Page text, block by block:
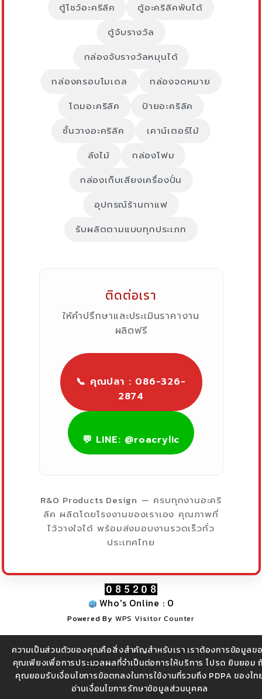
ความเป็นส่วนตัวของคุณคือสิ่งสำคัญสำหรับเรา เราต้องการข้อมูลข
คุณเพียงเพื่อการประมวลผลที่จำเป็นต่อการให้บริการ โปรด ยินยอม
คุณยอมรับเงื่อนไขการข้อตกลงในการใช้งานที่รวมถึง PDPA ของไท
อ่านเงื่อนไขการรักษาข้อมูลส่วนบุคคล
ตู้โชว์อะคริลิค
ตู้อะคริลิคพับได้
ตู้จับรางวัล
กล่องจับรางวัลหมุนได้
กล่องครอบโมเดล
กล่องจดหมาย
โดมอะคริลิค
ป้ายอะคริลิค
ชั้นวางอะคริลิค
เคาน์เตอร์ไม้
ลังไม้
กล่องโฟม
กล่องเก็บเสียงเครื่องปั่น
อุปกรณ์ร้านกาแฟ
รับผลิตตามแบบทุกประเภท
ติดต่อเรา
ให้คำปรึกษาและประเมินราคางาน
ผลิตฟรี
📞 คุณปลา : 086-326-
2874
💬 LINE: @roacrylic
R&O Products Design — ครบทุกงานอะคริ
ลิค ผลิตโดยโรงงานของเราเอง คุณภาพที่
ไว้วางใจได้ พร้อมส่งมอบงานรวดเร็วทั่ว
ประเทศไทย
Who's Online : 0
Powered By WPS Visitor Counter
บริษัท อาร์ แอนด์โอ โปรดักส์ ดีไซน์ จำกัด (สำนักงานใหญ่) |
โทร 086-3262874 , 097-9212874